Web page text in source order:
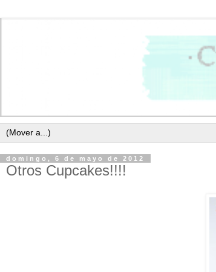
domingo, 6 de mayo de 2012
Otros Cupcakes!!!!